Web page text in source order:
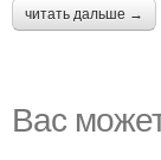
читать дальше →
Вас